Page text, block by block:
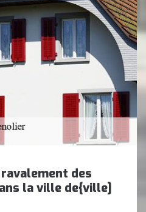
des
la ville de{ville]